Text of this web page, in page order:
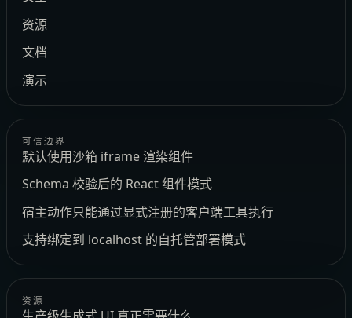
资源
文档
演示
可信边界
默认使用沙箱 iframe 渲染组件
Schema 校验后的 React 组件模式
宿主动作只能通过显式注册的客户端工具执行
支持绑定到 localhost 的自托管部署模式
资源